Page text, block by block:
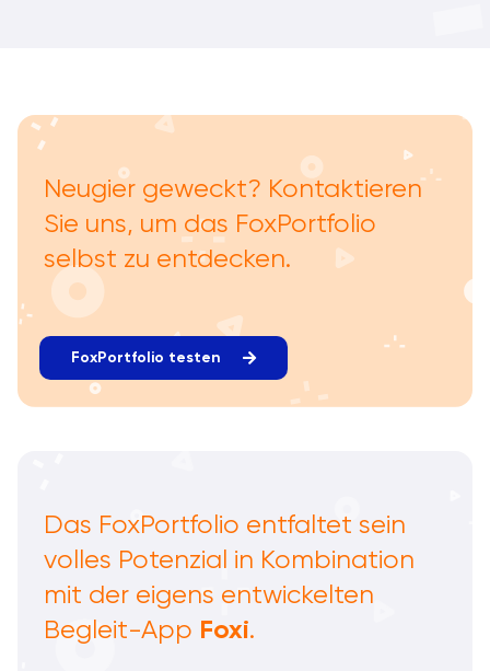
Neugier geweckt? Kontaktieren
Sie uns, um das FoxPortfolio
selbst zu entdecken.
FoxPortfolio testen
Das FoxPortfolio entfaltet sein
volles Potenzial in Kombination
mit der eigens entwickelten
Begleit-App Foxi.